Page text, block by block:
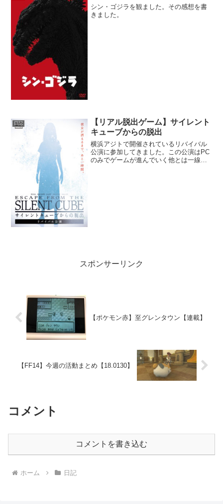
シン・ゴジラを観ました。その感想を書
きました。
日記
【リアル脱出ゲーム】サイレント
キューブからの脱出
横浜アジトで開催されているリバイバル
公演に参加してきました。この公演はPC
のみでゲームが進んでいく他とは一線を
スポンサーリンク
【ポケモン赤】至グレンタウン【連載】
【FF14】今週の活動まとめ【18.0130】
コメント
コメントを書き込む
ホーム 日記